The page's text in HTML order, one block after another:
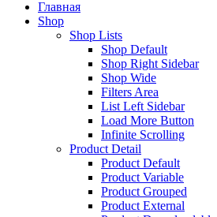
Главная
Shop
Shop Lists
Shop Default
Shop Right Sidebar
Shop Wide
Filters Area
List Left Sidebar
Load More Button
Infinite Scrolling
Product Detail
Product Default
Product Variable
Product Grouped
Product External